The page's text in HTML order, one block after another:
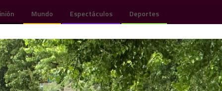
Mundo Espectáculos Deportes